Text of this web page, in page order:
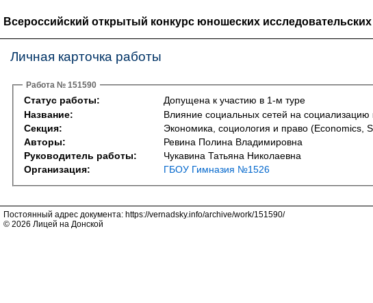
Всероссийский открытый конкурс юношеских
Личная карточка работы
Работа № 151590
Статус работы:
Допущена к участию в 1-м туре
Название:
Влияние социальных сетей на социализацию
Секция:
Экономика, социология и право (Economics,
Авторы:
Ревина Полина Владимировна
Руководитель работы:
Чукавина Татьяна Николаевна
Организация:
ГБОУ Гимназия №1526
Постоянный адрес документа: https://vernadsky.info/archive/work/151590/
© 2026 Лицей на Донской